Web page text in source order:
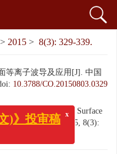
> 2015 > 8(3): 329-339.
等离子波导及应用[J]. 中国
10.3788/CO.20150803.0329
ZHANG Ye-wen. Surface
Chinese Optics, 2015, 8(3):
x
)》投审稿